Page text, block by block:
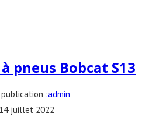
pneus Bobcat S13
:admin
14 juillet 2022